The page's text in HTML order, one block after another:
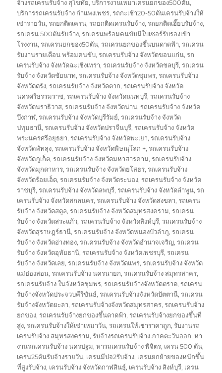
จ้างรถเครนรับจ้าง สุโขทัย,บริการงานเหมาเครนยกของ500ตัน,
บริการรถเครนรับจ้าง กำแพงเพชร,รถกะเช้า20-50ตันเครนรับจ้างให้
เช่ารายวัน,รถยกติดเครน,รถยกติดเครนรับจ้าง,รถยกติดเฮี๊ยบรับจ้าง,
รถเครน 500ตันรับจ้าง,รถเครนพร้อมคนขับมีใบเซอร์รับรองเข้า
โรงงาน,รถเครนยกของ50ตัน,รถเครนยกของขึ้นบนดาดฟ้า,รถเครน
รับงานรายเดือน พร้อมคนขับ,รถเครนรับจ้าง จังหวัดขอนแก่น,รถ
เครนรับจ้าง จังหวัดฉะเชิงเทรา,รถเครนรับจ้าง จังหวัดชลบุรี,รถเครน
รับจ้าง จังหวัดชัยนาท,รถเครนรับจ้าง จังหวัดชุมพร,รถเครนรับจ้าง
จังหวัดตรัง,รถเครนรับจ้าง จังหวัดตาก,รถเครนรับจ้าง จังหวัด
นครศรีธรรมราช,รถเครนรับจ้าง จังหวัดนนทบุรี,รถเครนรับจ้าง
จังหวัดนราธิวาส,รถเครนรับจ้าง จังหวัดน่าน,รถเครนรับจ้าง จังหวัด
บึงกาฬ,รถเครนรับจ้าง จังหวัดบุรีรัมย์,รถเครนรับจ้าง จังหวัด
ปทุมธานี,รถเครนรับจ้าง จังหวัดปราจีนบุรี,รถเครนรับจ้าง จังหวัด
พระนครศรีอยุธยา,รถเครนรับจ้าง จังหวัดพะเยา,รถเครนรับจ้าง
จังหวัดพัทลุง,รถเครนรับจ้าง จังหวัดพิษณุโลก +,รถเครนรับจ้าง
จังหวัดภูเก็ต,รถเครนรับจ้าง จังหวัดมหาสารคาม,รถเครนรับจ้าง
จังหวัดมุกดาหาร,รถเครนรับจ้าง จังหวัดยโสธร,รถเครนรับจ้าง
จังหวัดร้อยเอ็ด,รถเครนรับจ้าง จังหวัดระนอง,รถเครนรับจ้าง จังหวัด
ราชบุรี,รถเครนรับจ้าง จังหวัดลพบุรี,รถเครนรับจ้าง จังหวัดลำพูน,รถ
เครนรับจ้าง จังหวัดสกลนคร,รถเครนรับจ้าง จังหวัดสงขลา,รถเครน
รับจ้าง จังหวัดสตูล,รถเครนรับจ้าง จังหวัดสมุทรสงคราม,รถเครน
รับจ้าง จังหวัดสระแก้ว,รถเครนรับจ้าง จังหวัดสิงห์บุรี,รถเครนรับจ้าง
จังหวัดสุราษฎร์ธานี,รถเครนรับจ้าง จังหวัดหนองบัวลำภู,รถเครน
รับจ้าง จังหวัดอ่างทอง,รถเครนรับจ้าง จังหวัดอำนาจเจริญ,รถเครน
รับจ้าง จังหวัดอุทัยธานี,รถเครนรับจ้าง จังหวัดเพชรบุรี,รถเครน
รับจ้าง จังหวัดเลย,รถเครนรับจ้าง จังหวัดแพร่,รถเครนรับจ้าง จังหวัด
แม่ฮ่องสอน,รถเครนรับจ้าง นครนายก,รถเครนรับจ้าง สมุทรสาคร,
รถเครนรับจ้าง ในจังหวัดชุมพร,รถเครนรับจ้างจังหวัดตราด,รถเครน
รับจ้างจังหวัดประจวบคีรีขันธ์,รถเครนรับจ้างจังหวัดปัตตานี,รถเครน
รับจ้างจังหวัดยะลา,รถเครนรับจ้างจังหวัดสมุทรสาคร,รถเครนรับจ้าง
ยกของ,รถเครนรับจ้างยกของขึ้นดาดฟ้า,รถเครนรับจ้างยกของขึ้นที่
สูง,รถเครนรับจ้างให้เช่าเหมาวัน,รถเครนให้เช่าราคาถูก,รับงานรถ
เครนรับจ้าง สมุทรสงคราม,รับจ้างรถเครนรับจ้าง ภาคตะวันออก,หา
งานรถเครนรับจ้าง นครปฐม,หารถเครนรับจ้าง พิจิตร, เครน 500 ตัน,
เครน25ตันรับจ้างรายวัน, เครนมีปจ2รับจ้าง, เครนยกย้ายของหนักขึ้น
ที่สูงรับจ้าง, เครนรับจ้าง จังหวัดกาฬสินธุ์, เครนรับจ้าง สิงห์บุรี, เครน